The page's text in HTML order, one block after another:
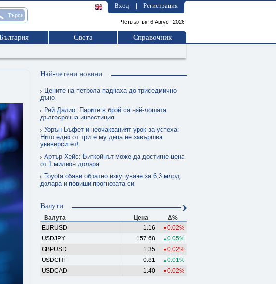
Вход Регистрация
Четвъртък, 6 Август 2026
България Света Справочник
Най-четени новини
Цените на петрола паднаха до триседмично
дъно
Рей Далио: Парите в брой са най-лошата
дългосрочна инвестиция
Уорън Бъфет и неочакваният урок за успеха:
Нито едно от трите му деца не завършва
университет!
Артър Хейс: Биткойнът може да достигне цена
от 1 милион долара
Toyota обяви обратно изкупуване за 6,3 млрд.
долара и повиши прогнозата си
Валути
Валута Цена
Δ%
EURUSD
1.16 ▼ 0.02%
USDJPY
157.68 ▲ 0.05%
GBPUSD
1.35 ▼ 0.02%
USDCHF
0.81 ▲ 0.01%
USDCAD
1.40 ▼ 0.02%